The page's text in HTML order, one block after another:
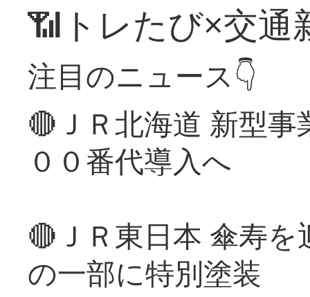
📶トレたび×交通
注目のニュース👇
🔴ＪＲ北海道 新型
００番代導入へ
🔴ＪＲ東日本 傘寿
の一部に特別塗装